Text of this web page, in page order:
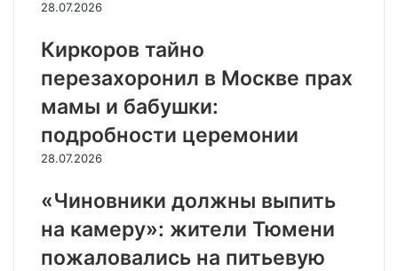
28.07.2026
Киркоров тайно
перезахоронил в Москве прах
мамы и бабушки:
подробности церемонии
28.07.2026
«Чиновники должны выпить
на камеру»: жители Тюмени
пожаловались на питьевую